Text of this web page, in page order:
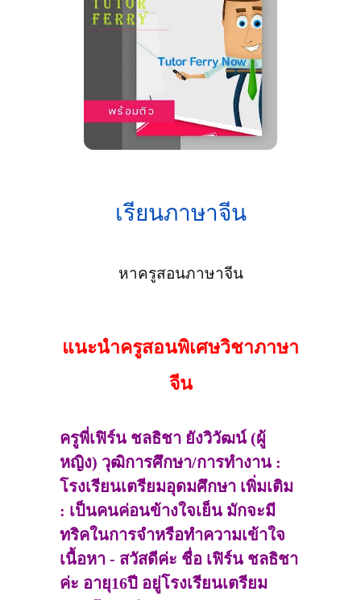
เรียนภาษาจีน
หาครูสอนภาษาจีน
แนะนำครูสอนพิเศษวิชาภาษา
จีน
ครูพี่เฟิร์น ชลธิชา ยังวิวัฒน์ (ผู้
หญิง) วุฒิการศึกษา/การทำงาน :
โรงเรียนเตรียมอุดมศึกษา เพิ่มเติม
: เป็นคนค่อนข้างใจเย็น มักจะมี
ทริคในการจำหรือทำความเข้าใจ
เนื้อหา - สวัสดีค่ะ ชื่อ เฟิร์น ชลธิชา
ค่ะ อายุ16ปี อยู่โรงเรียนเตรียม